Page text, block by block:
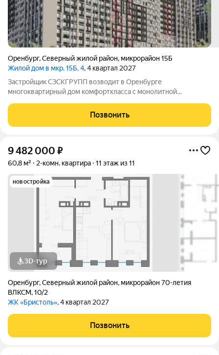
Оренбург,Северный жилой район, микрорайон 15Б
Жилой дом в мкр. 15Б, 4, 4 квартал 2027
Застройщик СЗСКГРУПП возводит в Оренбурге
многоквартирный дом комфорткласса с монолитной
Общая площадь жилых помещений составит
Позвонить
9 482 000 ₽
60,8 м² 2-комн. квартира 11 этаж из 11
новостройка
3D-тур
Оренбург,Северный жилой район, микрорайон 70-летия
ВЛКСМ,10/2
ЖК «Бристоль», 4 квартал 2027
Позвонить